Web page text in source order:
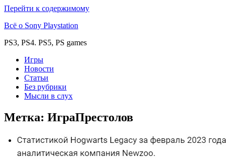
Перейти к содержимому
Всё о Sony Playstation
PS3, PS4. PS5, PS games
Игры
Новости
Статьи
Без рубрики
Мысли в слух
Метка: ИграПрестолов